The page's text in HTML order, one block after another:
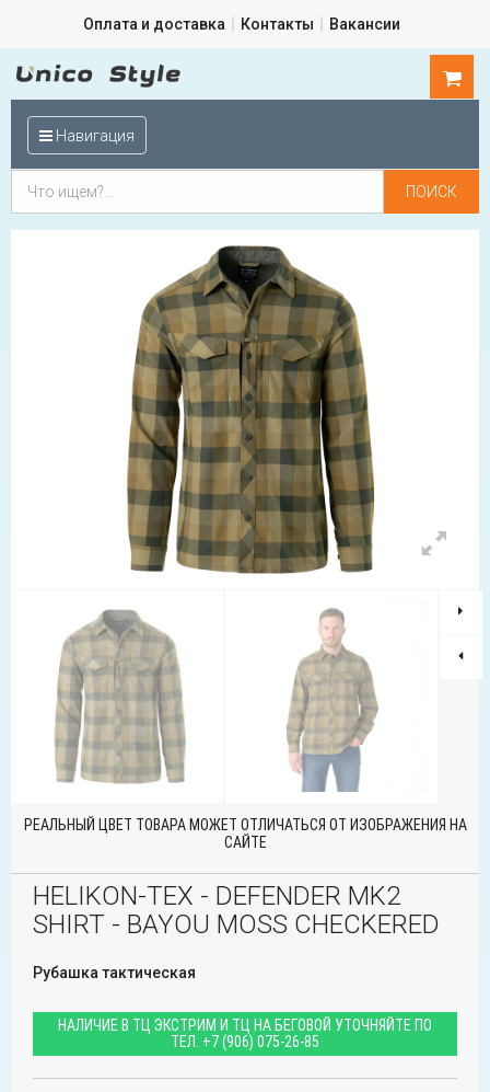
Оплата и доставка Контакты Вакансии
Навигация
РЕАЛЬНЫЙ ЦВЕТ ТОВАРА МОЖЕТ ОТЛИЧАТЬСЯ ОТ ИЗОБРАЖЕНИЯ НА
САЙТЕ
HELIKON-TEX - DEFENDER MK2
SHIRT - BAYOU MOSS CHECKERED
Рубашка тактическая
НАЛИЧИЕ В ТЦ ЭКСТРИМ И ТЦ НА БЕГОВОЙ УТОЧНЯЙТЕ ПО
ТЕЛ. +7 (906) 075-26-85